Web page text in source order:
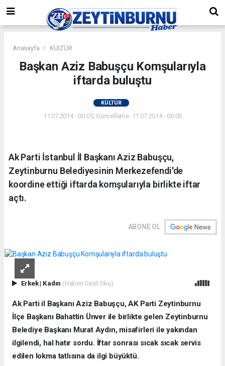
Anasayfa KÜLTÜR
Başkan Aziz Babuşçu Komşularıyla
iftarda buluştu
KÜLTÜR
11.07.2014 - 00:05, Güncelleme: 11.07.2014 - 00:05
Ak Parti İstanbul İl Başkanı Aziz Babuşçu,
Zeytinburnu Belediyesinin Merkezefendi'de
koordine ettiği iftarda komşularıyla birlikte iftar
açtı.
ABONE OL
Erkek| Kadın (Haberi Sesli Oku)
Ak Parti il Başkanı Aziz Babuşçu, AK Parti Zeytinburnu
İlçe Başkanı Bahattin Ünver ile birlikte gelen Zeytinburnu
Belediye Başkanı Murat Aydın, misafirleri ile yakından
ilgilendi, hal hatır sordu. İftar sonrası sıcak sıcak servis
edilen lokma tatlısına da ilgi büyüktü.